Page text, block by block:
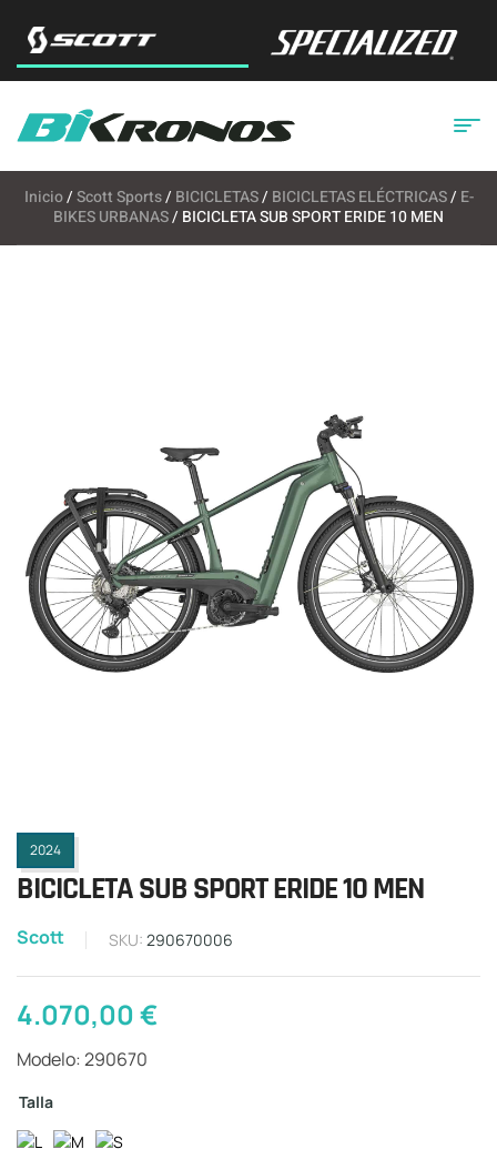
Inicio/Scott Sports/ BICICLETAS/ BICICLETAS ELÉCTRICAS/ E-
BIKES URBANAS/ BICICLETA SUB SPORT ERIDE 10 MEN
2024
BICICLETA SUB SPORT ERIDE 10 MEN
Scott SKU: 290670006
4.070,00€
Modelo: 290670
Talla